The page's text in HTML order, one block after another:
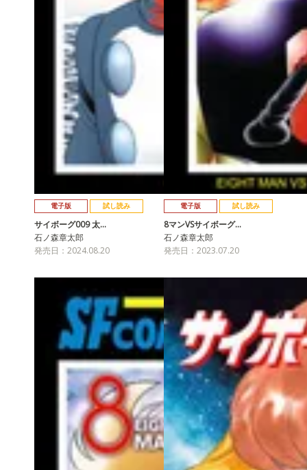
電子版 試し読み
サイボーグ009 太…
石ノ森章太郎
発売日：2024.08.20
電子版 試し読み
8マンVSサイボーグ…
石ノ森章太郎
発売日：2023.07.20